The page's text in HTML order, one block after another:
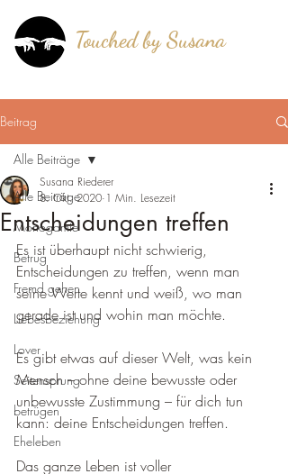
Touched by Susana
Beitrag
Alle Beiträge
Monogamie
Betrug
Fremd gehen
Liebesbeziehung
Lover
Seitensprung
betrügen
Eheleben
Alle Beiträge
Entscheidungen treffen
Susana Riederer
8. Okt. 2020 1 Min. Lesezeit
Es ist überhaupt nicht schwierig,
Entscheidungen zu treffen, wenn man
seine Werte kennt und weiß, wo man
gerade ist und wohin man möchte.
Es gibt etwas auf dieser Welt, was kein
Mensch – ohne deine bewusste oder
unbewusste Zustimmung – für dich tun
kann: deine Entscheidungen treffen.
Das ganze Leben ist voller